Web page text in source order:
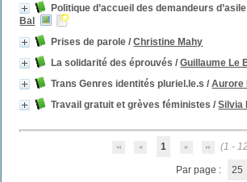
Politique d’accueil des demandeurs
Bal
Prises de parole /Christine Mahy
La solidarité des éprouvés /Guillaume Le
Trans Genres identités pluriel.le.s /Aurore
Travail gratuit et grèves féministes /Silvia
1 (1 -
Par page : 25